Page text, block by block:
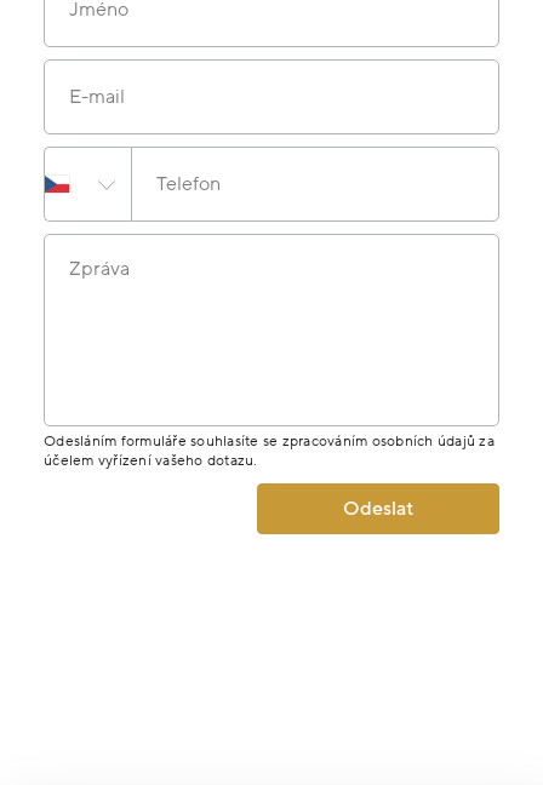
Jméno
E-mail
Telefon
Zpráva
Odesláním formuláře souhlasíte se zpracováním osobních údajů za
účelem vyřízení vašeho dotazu.
Odeslat